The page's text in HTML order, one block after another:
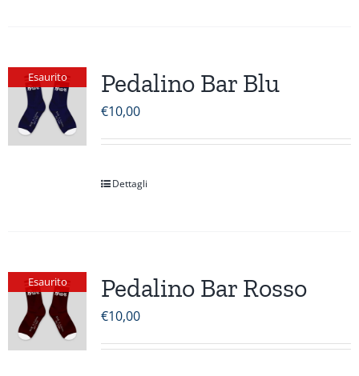
Esaurito Pedalino Bar Blu
€10,00
Dettagli
Esaurito Pedalino Bar Rosso
€10,00